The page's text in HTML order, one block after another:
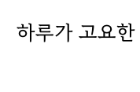
하루가 고요